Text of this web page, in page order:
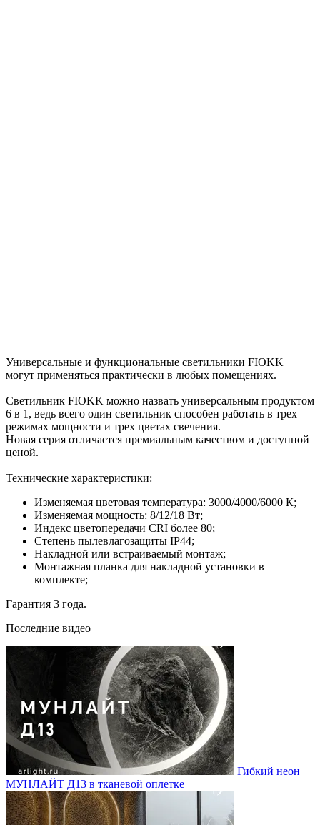
Универсальные и функциональные светильники FIOKK
могут применяться практически в любых помещениях.
Светильник FIOKK можно назвать универсальным продуктом
6 в 1, ведь всего один светильник способен работать в трех
режимах мощности и трех цветах свечения.
Новая серия отличается премиальным качеством и доступной
ценой.
Технические характеристики:
Изменяемая цветовая температура: 3000/4000/6000 К;
Изменяемая мощность: 8/12/18 Вт;
Индекс цветопередачи CRI более 80;
Степень пылевлагозащиты IP44;
Накладной или встраиваемый монтаж;
Монтажная планка для накладной установки в
комплекте;
Гарантия 3 года.
Последние видео
Гибкий неон
МУНЛАЙТ Д13 в тканевой оплетке